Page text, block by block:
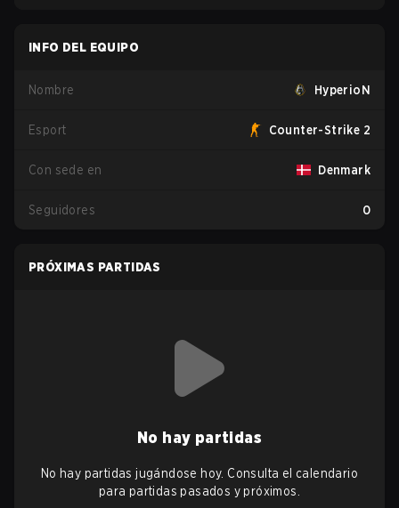
INFO DEL EQUIPO
Nombre HyperioN
Esport Counter-Strike 2
Con sede en Denmark
Seguidores 0
PRÓXIMAS PARTIDAS
No hay partidas
No hay partidas jugándose hoy. Consulta el calendario
para partidas pasados y próximos.